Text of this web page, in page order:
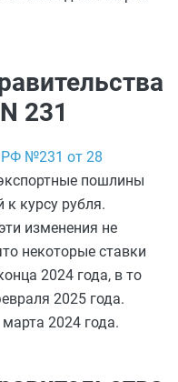
231
РФ №231 от 28
пошлины
к курсу рубля.
изменения не
некоторые ставки
2024 года, в то
2025 года.
2024 года.